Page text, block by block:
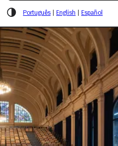
/governosp
Português English Español